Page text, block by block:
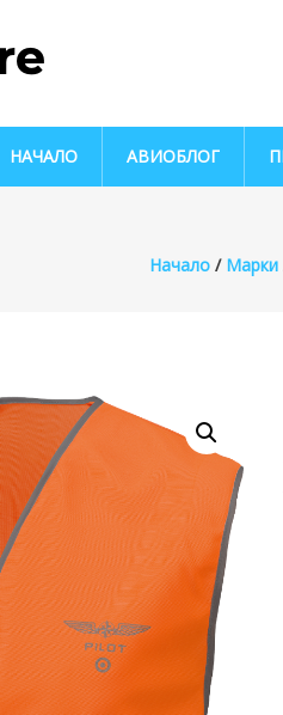
НАЧАЛО АВИОБЛОГ
Начало / Марки